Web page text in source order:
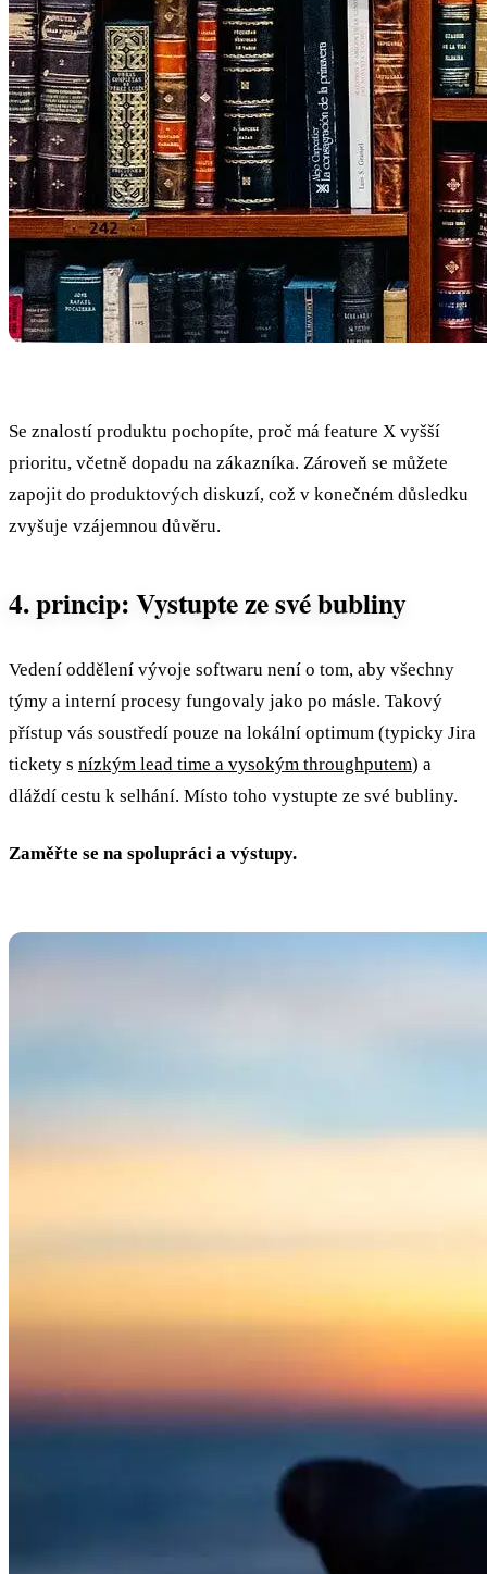
Se znalostí produktu pochopíte, proč má feature X vyšší
prioritu, včetně dopadu na zákazníka. Zároveň se můžete
zapojit do produktových diskuzí, což v konečném důsledku
zvyšuje vzájemnou důvěru.
4. princip: Vystupte ze své bubliny
Vedení oddělení vývoje softwaru není o tom, aby všechny
týmy a interní procesy fungovaly jako po másle. Takový
přístup vás soustředí pouze na lokální optimum (typicky Jira
tickety s nízkým lead time a vysokým throughputem) a
dláždí cestu k selhání. Místo toho vystupte ze své bubliny.
Zaměřte se na spolupráci a výstupy.